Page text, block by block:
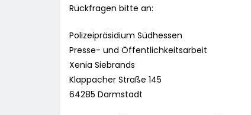
Rückfragen bitte an:
Polizeipräsidium Südhessen
Presse- und Öffentlichkeitsarbeit
Xenia Siebrands
Klappacher Straße 145
64285 Darmstadt